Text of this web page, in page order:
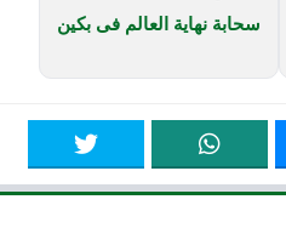
سحابة نهاية العالم فى بكين